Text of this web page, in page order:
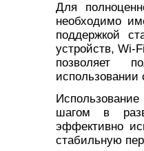
Для
необходимо
поддержкой
устройств, Wi-
позволяет
использовании
шагом в
эффективно
стабильную